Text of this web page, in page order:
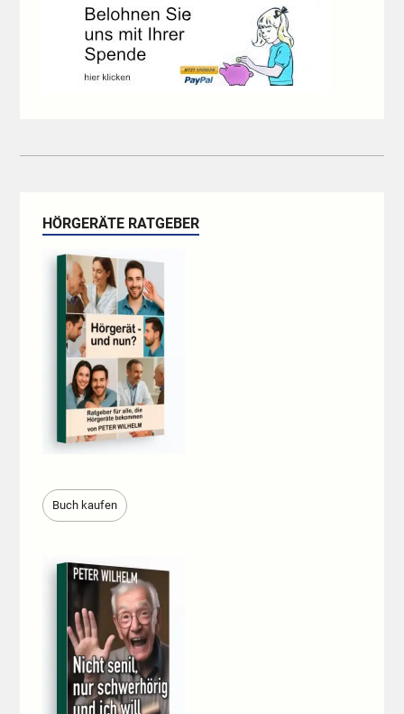
HÖRGERÄTE RATGEBER
Buch kaufen